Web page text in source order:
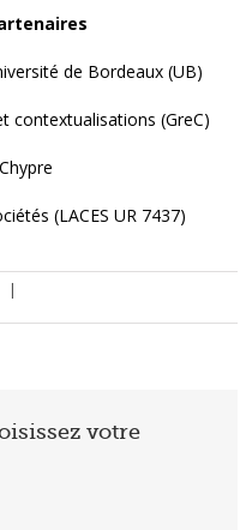
de Bordeaux (UB)
contextualisations (GreC)
(LACES UR 7437)
|
votre